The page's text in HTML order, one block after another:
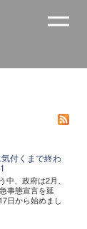
付くまで終わ
中、政府は2月、
事態宣言を延
日から始めまし